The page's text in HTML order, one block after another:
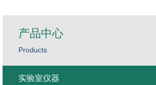
产品中心
Products
实验室仪器